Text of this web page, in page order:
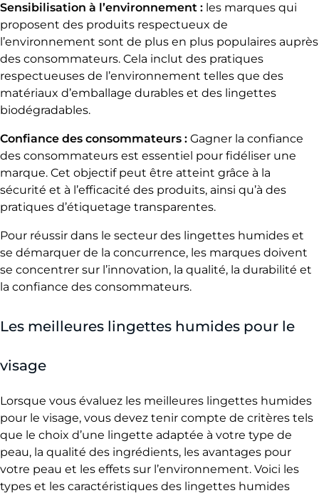
Sensibilisation à l’environnement : les marques qui
proposent des produits respectueux de
l’environnement sont de plus en plus populaires auprès
des consommateurs. Cela inclut des pratiques
respectueuses de l’environnement telles que des
matériaux d’emballage durables et des lingettes
biodégradables.
Confiance des consommateurs : Gagner la confiance
des consommateurs est essentiel pour fidéliser une
marque. Cet objectif peut être atteint grâce à la
sécurité et à l’efficacité des produits, ainsi qu’à des
pratiques d’étiquetage transparentes.
Pour réussir dans le secteur des lingettes humides et
se démarquer de la concurrence, les marques doivent
se concentrer sur l’innovation, la qualité, la durabilité et
la confiance des consommateurs.
Les meilleures lingettes humides pour le
visage
Lorsque vous évaluez les meilleures lingettes humides
pour le visage, vous devez tenir compte de critères tels
que le choix d’une lingette adaptée à votre type de
peau, la qualité des ingrédients, les avantages pour
votre peau et les effets sur l’environnement. Voici les
types et les caractéristiques des lingettes humides